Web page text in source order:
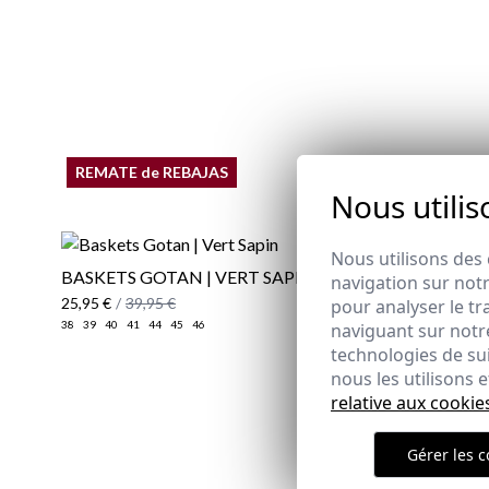
REMATE de REBAJAS
BASKETS GOTAN | VERT SAPIN
25,95 € / 39,95 €
38 39 40 41 44 45 46
Nous
Nous utilisons
navigation sur
pour analyser le
naviguant sur
technologies de
nous les utilisons
relative aux
Gérer les